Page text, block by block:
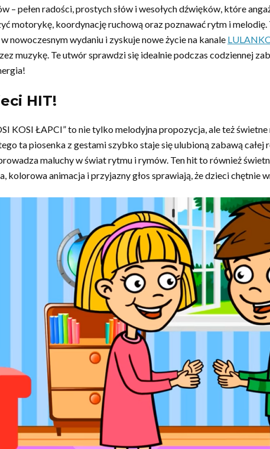
– pełen radości, prostych słów i wesołych dźwięków, które
motorykę, koordynację ruchową oraz poznawać rytm i
nowoczesnym wydaniu i zyskuje nowe życie na kanale
muzykę. Te utwór sprawdzi się idealnie podczas codziennej
HIT!
KOSI ŁAPCI” to nie tylko melodyjna propozycja, ale też
ta piosenka z gestami szybko staje się ulubioną zabawą
maluchy w świat rytmu i rymów. Ten hit to również
kolorowa animacja i przyjazny głos sprawiają, że dzieci chętnie